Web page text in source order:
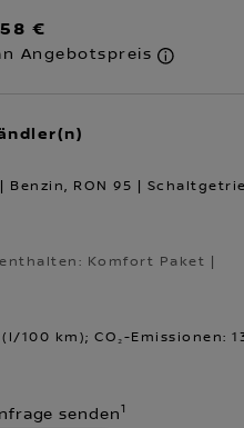
€
Angebotspreis
Benzin, RON 95 |
Komfort Paket |
100 km); CO₂-Emissionen:
senden1